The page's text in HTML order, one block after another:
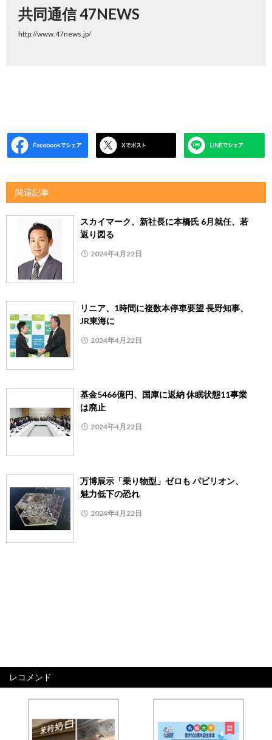
共同通信 47NEWS
http://www.47news.jp/
関連記事
スカイマーク、新社長に本橋氏 6月就任、若
返り図る
2024年4月22日
リニア、1時間に複数本停車要望 長野知事、
JR東海に
2024年4月22日
基金5466億円、国庫に返納 休眠状態11事業
は廃止
2024年4月22日
万博展示「乗り物型」ゼロも パビリオン、
魅力低下の恐れ
2024年4月22日
レコメンド